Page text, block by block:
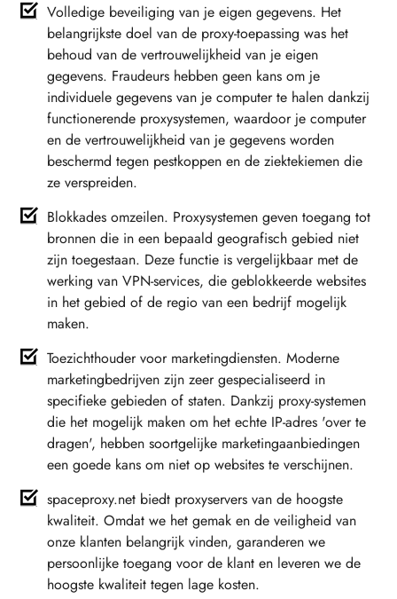
Volledige beveiliging van je eigen gegevens. Het
belangrijkste doel van de proxy-toepassing was het
behoud van de vertrouwelijkheid van je eigen
gegevens. Fraudeurs hebben geen kans om je
individuele gegevens van je computer te halen dankzij
functionerende proxysystemen, waardoor je computer
en de vertrouwelijkheid van je gegevens worden
beschermd tegen pestkoppen en de ziektekiemen die
ze verspreiden.
Blokkades omzeilen. Proxysystemen geven toegang tot
bronnen die in een bepaald geografisch gebied niet
zijn toegestaan. Deze functie is vergelijkbaar met de
werking van VPN-services, die geblokkeerde websites
in het gebied of de regio van een bedrijf mogelijk
maken.
Toezichthouder voor marketingdiensten. Moderne
marketingbedrijven zijn zeer gespecialiseerd in
specifieke gebieden of staten. Dankzij proxy-systemen
die het mogelijk maken om het echte IP-adres 'over te
dragen', hebben soortgelijke marketingaanbiedingen
een goede kans om niet op websites te verschijnen.
spaceproxy.net biedt proxyservers van de hoogste
kwaliteit. Omdat we het gemak en de veiligheid van
onze klanten belangrijk vinden, garanderen we
persoonlijke toegang voor de klant en leveren we de
hoogste kwaliteit tegen lage kosten.